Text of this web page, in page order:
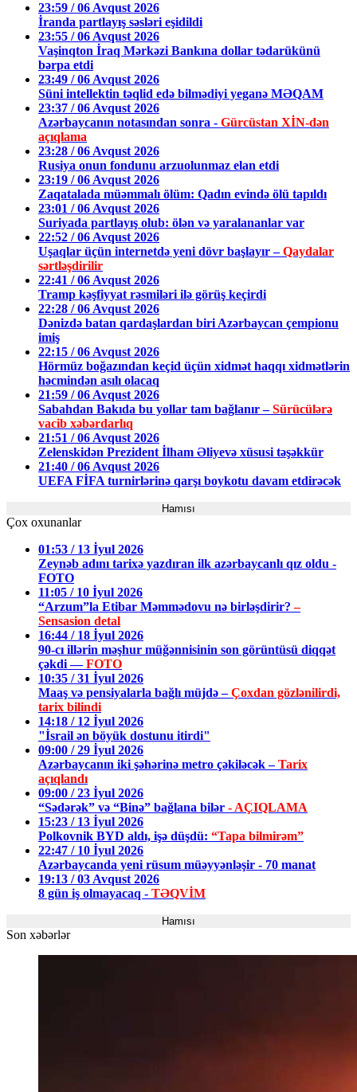
23:59 / 06 Avqust 2026
İranda partlayış səsləri eşidildi
23:55 / 06 Avqust 2026
Vaşinqton İraq Mərkəzi Bankına dollar tədarükünü
bərpa etdi
23:49 / 06 Avqust 2026
Süni intellektin təqlid edə bilmədiyi yeganə MƏQAM
23:37 / 06 Avqust 2026
Azərbaycanın notasından sonra - Gürcüstan XİN-dən
açıqlama
23:28 / 06 Avqust 2026
Rusiya onun fondunu arzuolunmaz elan etdi
23:19 / 06 Avqust 2026
Zaqatalada müəmmalı ölüm: Qadın evində ölü tapıldı
23:01 / 06 Avqust 2026
Suriyada partlayış olub: ölən və yaralananlar var
22:52 / 06 Avqust 2026
Uşaqlar üçün internetdə yeni dövr başlayır –Qaydalar
sərtləşdirilir
22:41 / 06 Avqust 2026
Tramp kəşfiyyat rəsmiləri ilə görüş keçirdi
22:28 / 06 Avqust 2026
Dənizdə batan qardaşlardan biri Azərbaycan çempionu
imiş
22:15 / 06 Avqust 2026
Hörmüz boğazından keçid üçün xidmət haqqı xidmətlərin
həcmindən asılı olacaq
21:59 / 06 Avqust 2026
Sabahdan Bakıda bu yollar tam bağlanır –Sürücülərə
vacib xəbərdarlıq
21:51 / 06 Avqust 2026
Zelenskidən Prezident İlham Əliyevə xüsusi təşəkkür
21:40 / 06 Avqust 2026
UEFA FİFA turnirlərinə qarşı boykotu davam etdirəcək
Hamısı
Çox oxunanlar
01:53 / 13 İyul 2026
Zeynəb adını tarixə yazdıran ilk azərbaycanlı qız oldu -
FOTO
11:05 / 10 İyul 2026
“Arzum”la Etibar Məmmədovu nə birləşdirir?–
Sensasion detal
16:44 / 18 İyul 2026
90-cı illərin məşhur müğənnisinin son görüntüsü diqqət
çəkdi —FOTO
10:35 / 31 İyul 2026
Maaş və pensiyalarla bağlı müjdə –Çoxdan gözlənilirdi,
tarix bilindi
14:18 / 12 İyul 2026
"İsrail ən böyük dostunu itirdi"
09:00 / 29 İyul 2026
Azərbaycanın iki şəhərinə metro çəkiləcək –Tarix
açıqlandı
09:00 / 23 İyul 2026
“Sədərək” və “Binə” bağlana bilər - AÇIQLAMA
15:23 / 13 İyul 2026
Polkovnik BYD aldı, işə düşdü: “Tapa bilmirəm”
22:47 / 10 İyul 2026
Azərbaycanda yeni rüsum müəyyənləşir - 70 manat
19:13 / 03 Avqust 2026
8 gün iş olmayacaq - TƏQVİM
Hamısı
Son xəbərlər